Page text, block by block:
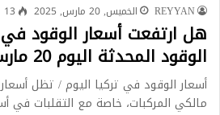
REYYAN الخميس, 20 مارس, 2025 13
هل ارتفعت أسعار الوقود في
الوقود المحدثة اليوم 20 مارس 2025
أسعار الوقود في تركيا اليوم / تظل
مالكي المركبات، خاصة مع التقلبات في